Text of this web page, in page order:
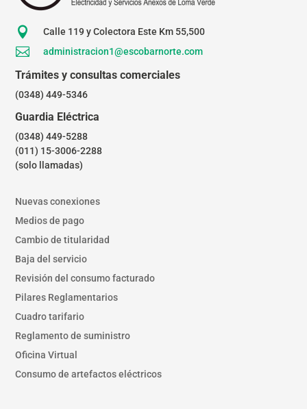
 Calle 119 y Colectora Este Km 55,500
 administracion1@escobarnorte.com
Trámites y consultas comerciales
(0348) 449-5346
Guardia Eléctrica
(0348) 449-5288
(011) 15-3006-2288
(solo llamadas)
Nuevas conexiones
Medios de pago
Cambio de titularidad
Baja del servicio
Revisión del consumo facturado
Pilares Reglamentarios
Cuadro tarifario
Reglamento de suministro
Oficina Virtual
Consumo de artefactos eléctricos